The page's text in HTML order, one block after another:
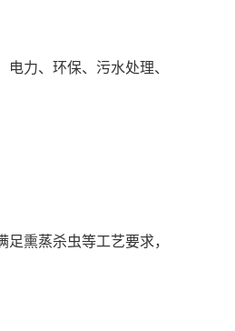
力、环保、污水处理、
熏蒸杀虫等工艺要求，